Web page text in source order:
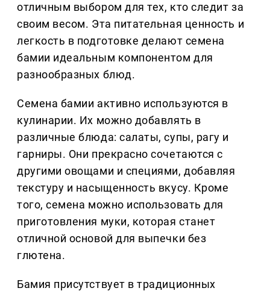
отличным выбором для тех, кто следит за
своим весом. Эта питательная ценность и
легкость в подготовке делают семена
бамии идеальным компонентом для
разнообразных блюд.
Семена бамии активно используются в
кулинарии. Их можно добавлять в
различные блюда: салаты, супы, рагу и
гарниры. Они прекрасно сочетаются с
другими овощами и специями, добавляя
текстуру и насыщенность вкусу. Кроме
того, семена можно использовать для
приготовления муки, которая станет
отличной основой для выпечки без
глютена.
Бамия присутствует в традиционных